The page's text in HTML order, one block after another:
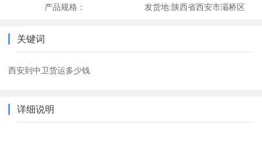
产品规格： 发货地:陕西省西安市灞桥区
关键词
西安到中卫货运多少钱
详细说明